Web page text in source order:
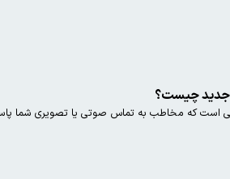
جدید چیست؟
است که مخاطب به تماس صوتی یا تصویری شما